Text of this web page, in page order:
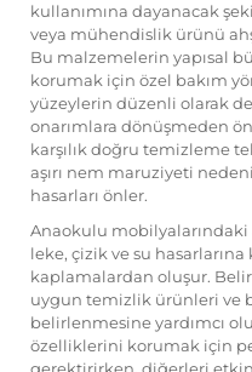
kullanımına dayanacak
veya mühendislik ürünü
Bu malzemelerin yapısal
korumak için özel bakım
yüzeylerin düzenli olarak
onarımlara dönüşmeden
karşılık doğru temizleme
aşırı nem maruziyeti
hasarları önler.
Anaokulu
leke, çizik ve su
kaplamalardan oluşur.
uygun temizlik ürünleri ve
belirlenmesine yardımcı
özelliklerini korumak için